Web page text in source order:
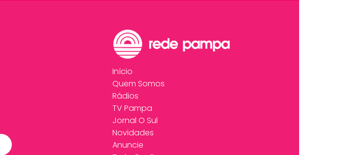
Início
Quem Somos
Rádios
TV Pampa
Jornal O Sul
Novidades
Anuncie